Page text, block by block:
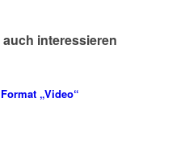
interessieren
„Video“